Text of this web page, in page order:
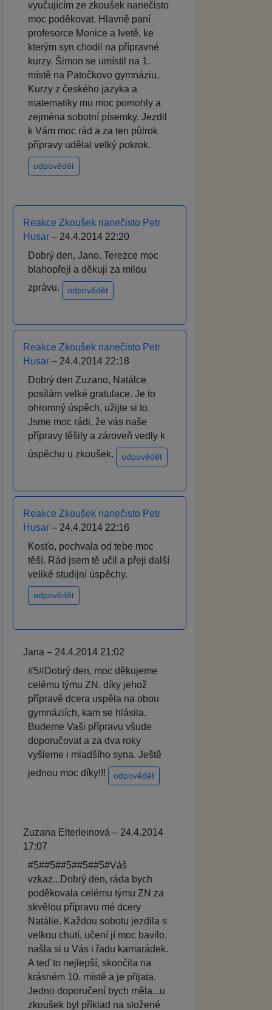
vyučujícím ze zkoušek nanečisto
moc poděkovat. Hlavně paní
profesorce Monice a Ivetě, ke
kterým syn chodil na přípravné
kurzy. Šimon se umístil na 1.
místě na Patočkovo gymnáziu.
Kurzy z českého jazyka a
matematiky mu moc pomohly a
zejména sobotní písemky. Jezdil
k Vám moc rád a za ten půlrok
přípravy udělal velký pokrok.
odpovědět
Reakce Zkoušek nanečisto Petr
Husar – 24.4.2014 22:20
Dobrý den, Jano. Terezce moc
blahopřeji a děkuji za milou
zprávu.
odpovědět
Reakce Zkoušek nanečisto Petr
Husar – 24.4.2014 22:18
Dobrý den Zuzano, Natálce
posílám velké gratulace. Je to
ohromný úspěch, užijte si to.
Jsme moc rádi, že vás naše
přípravy těšily a zároveň vedly k
úspěchu u zkoušek.
odpovědět
Reakce Zkoušek nanečisto Petr
Husar – 24.4.2014 22:16
Kosťo, pochvala od tebe moc
těší. Rád jsem tě učil a přeji další
veliké studijní úspěchy.
odpovědět
Jana – 24.4.2014 21:02
#5#Dobrý den, moc děkujeme
celému týmu ZN, díky jehož
přípravě dcera uspěla na obou
gymnáziích, kam se hlásila.
Budeme Vaši přípravu všude
doporučovat a za dva roky
vyšleme i mladšího syna. Ještě
jednou moc díky!!!
odpovědět
Zuzana Elterleinová – 24.4.2014
17:07
#5##5##5##5##5#Váš
vzkaz...Dobrý den, ráda bych
poděkovala celému týmu ZN za
skvělou přípravu mé dcery
Natálie. Každou sobotu jezdila s
velkou chutí, učení jí moc bavilo,
našla si u Vás i řadu kamarádek.
A teď to nejlepší, skončila na
krásném 10. místě a je přijata.
Jedno doporučení bych měla...u
zkoušek byl příklad na složené